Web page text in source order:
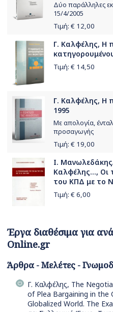
Δύο παράλληλες
15/4/2005
Τιμή: € 12,00
Γ. Καλφέλης, Η
Τιμή: € 14,50
Γ. Καλφέλης, Η
1995
Με απολογία,
προσαγωγής
Τιμή: € 19,00
Ι.
Καλφέλης..., Οι
του ΚΠΔ με το
Τιμή: € 6,00
Έργα διαθέσιμα για
Online.gr
Άρθρα - Μελέτες -
Γ. Καλφέλης, The
of Plea Bargaining in the
Globalized World. The